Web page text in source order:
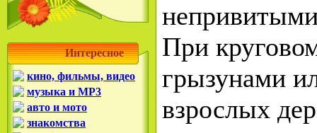
Интересное
кино, фильмы, видео
музыка и MP3
авто и мото
знакомства
При
грызунами
взрослых